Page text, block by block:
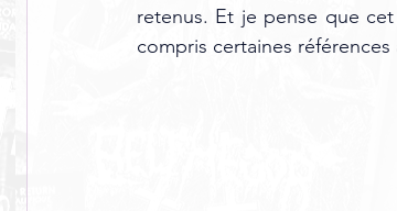
retenus. Et je pense que
compris certaines